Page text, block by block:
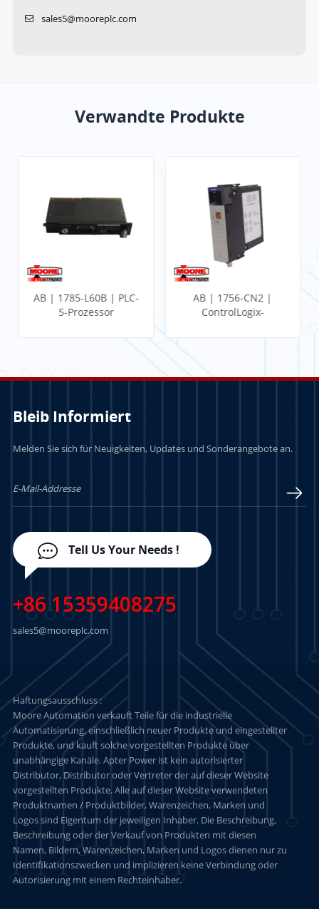
sales5@mooreplc.com
Verwandte Produkte
AB | 1785-L60B | PLC-
5-Prozessor
AB | 1756-CN2 |
ControlLogix-
Bleib Informiert
Melden Sie sich für Neuigkeiten, Updates und Sonderangebote an.
Tell Us Your Needs !
+86 15359408275
sales5@mooreplc.com
Haftungsausschluss :
Moore Automation verkauft Teile für die industrielle
Automatisierung, einschließlich neuer Produkte und eingestellter
Produkte, und kauft solche vorgestellten Produkte über
unabhängige Kanäle. Apter Power ist kein autorisierter
Distributor, Distributor oder Vertreter der auf dieser Website
vorgestellten Produkte. Alle auf dieser Website verwendeten
Produktnamen / Produktbilder, Warenzeichen, Marken und
Logos sind Eigentum der jeweiligen Inhaber. Die Beschreibung,
Beschreibung oder der Verkauf von Produkten mit diesen
Namen, Bildern, Warenzeichen, Marken und Logos dienen nur zu
Identifikationszwecken und implizieren keine Verbindung oder
Autorisierung mit einem Rechteinhaber.